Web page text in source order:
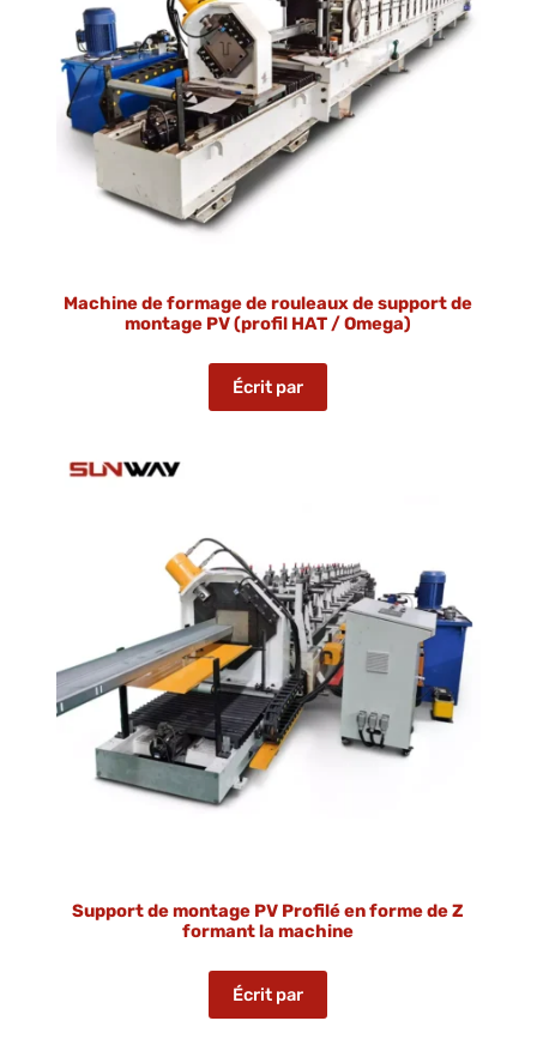
Machine de formage de rouleaux de support de
montage PV (profil HAT / Omega)
Écrit par
Support de montage PV Profilé en forme de Z
formant la machine
Écrit par